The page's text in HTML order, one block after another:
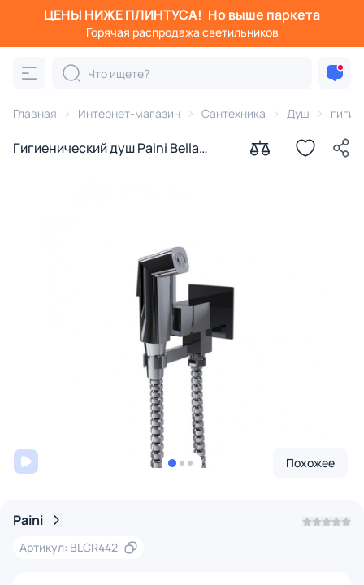
ЦЕНЫ НИЖЕ ПЛИНТУСА! Но выше паркета
Горячая распродажа светильников
Главная Интернет-магазин Сантехника Душ
Гигиенический душ Paini Bella
Похожее
Paini
Артикул: BLCR442